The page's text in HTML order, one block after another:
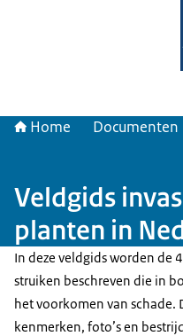
Home Documenten
Veldgids
planten in
In deze veldgids worden de
struiken beschreven die in
het voorkomen van schade.
kenmerken, foto’s en